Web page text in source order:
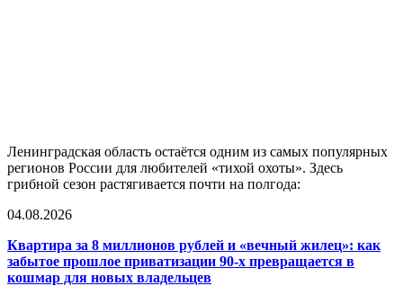
Ленинградская область остаётся одним из самых популярных
регионов России для любителей «тихой охоты». Здесь
грибной сезон растягивается почти на полгода:
04.08.2026
Квартира за 8 миллионов рублей и «вечный жилец»: как
забытое прошлое приватизации 90-х превращается в
кошмар для новых владельцев